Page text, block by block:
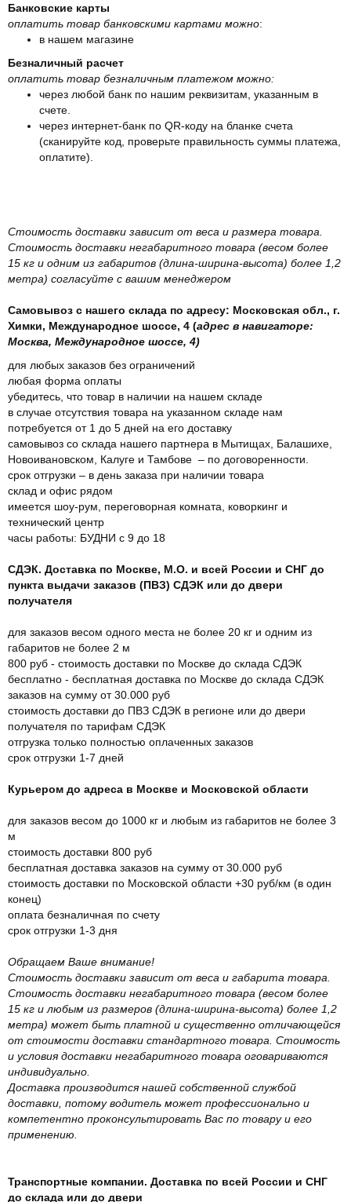
Банковские карты
оплатить товар банковскими картами можно:
в нашем магазине
Безналичный расчет
оплатить товар безналичным платежом можно:
через любой банк по нашим реквизитам, указанным в
счете.
через интернет-банк по QR-коду на бланке счета
(сканируйте код, проверьте правильность суммы платежа,
оплатите).
Стоимость доставки зависит от веса и размера товара.
Стоимость доставки негабаритного товара (весом более
15 кг и одним из габаритов (длина-ширина-высота) более 1,2
метра) согласуйте с вашим менеджером
Самовывоз с нашего склада по адресу: Московская обл., г.
Химки, Международное шоссе, 4 (адрес в навигаторе:
Москва, Международное шоссе, 4)
для любых заказов без ограничений
любая форма оплаты
убедитесь, что товар в наличии на нашем складе
в случае отсутствия товара на указанном складе нам
потребуется от 1 до 5 дней на его доставку
самовывоз со склада нашего партнера в Мытищах, Балашихе,
Новоивановском, Калуге и Тамбове – по договоренности.
срок отгрузки – в день заказа при наличии товара
склад и офис рядом
имеется шоу-рум, переговорная комната, коворкинг и
технический центр
часы работы: БУДНИ с 9 до 18
СДЭК. Доставка по Москве, М.О. и всей России и СНГ до
пункта выдачи заказов (ПВЗ) СДЭК или до двери
получателя
для заказов весом одного места не более 20 кг и одним из
габаритов не более 2 м
800 руб - стоимость доставки по Москве до склада СДЭК
бесплатно - бесплатная доставка по Москве до склада СДЭК
заказов на сумму от 30.000 руб
стоимость доставки до ПВЗ СДЭК в регионе или до двери
получателя по тарифам СДЭК
отгрузка только полностью оплаченных заказов
срок отгрузки 1-7 дней
Курьером до адреса в Москве и Московской области
для заказов весом до 1000 кг и любым из габаритов не более 3
м
стоимость доставки 800 руб
бесплатная доставка заказов на сумму от 30.000 руб
стоимость доставки по Московской области +30 руб/км (в один
конец)
оплата безналичная по счету
срок отгрузки 1-3 дня
Обращаем Ваше внимание!
Стоимость доставки зависит от веса и габарита товара.
Стоимость доставки негабаритного товара (весом более
15 кг и любым из размеров (длина-ширина-высота) более 1,2
метра) может быть платной и существенно отличающейся
от стоимости доставки стандартного товара. Стоимость
и условия доставки негабаритного товара оговариваются
индивидуально.
Доставка производится нашей собственной службой
доставки, потому водитель может профессионально и
компетентно проконсультировать Вас по товару и его
применению.
Транспортные компании. Доставка по всей России и СНГ
до склада или до двери